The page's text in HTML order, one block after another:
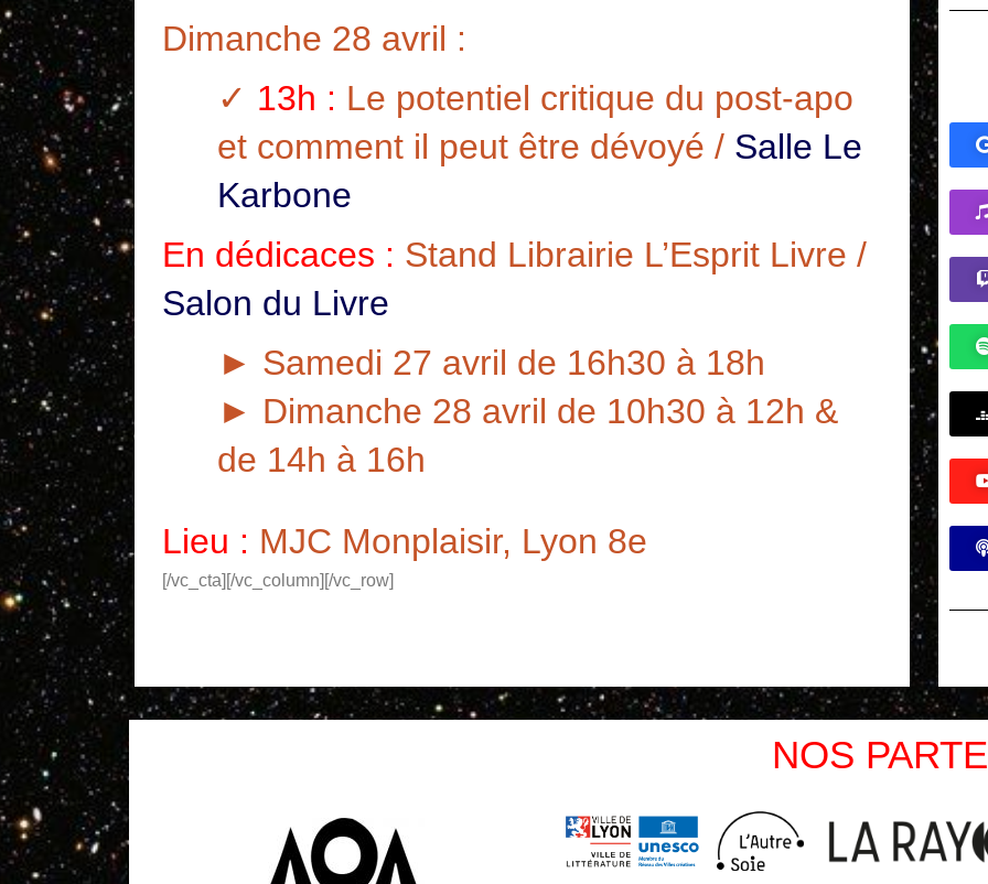
Dimanche 28 avril :
✓ 13h : Le potentiel critique du post-apo
et comment il peut être dévoyé / Salle Le
Karbone
En dédicaces : Stand Librairie L’Esprit Livre /
Salon du Livre
► Samedi 27 avril de 16h30 à 18h
► Dimanche 28 avril de 10h30 à 12h &
de 14h à 16h
Lieu : MJC Monplaisir, Lyon 8e
[/vc_cta][/vc_column][/vc_row]
NOS